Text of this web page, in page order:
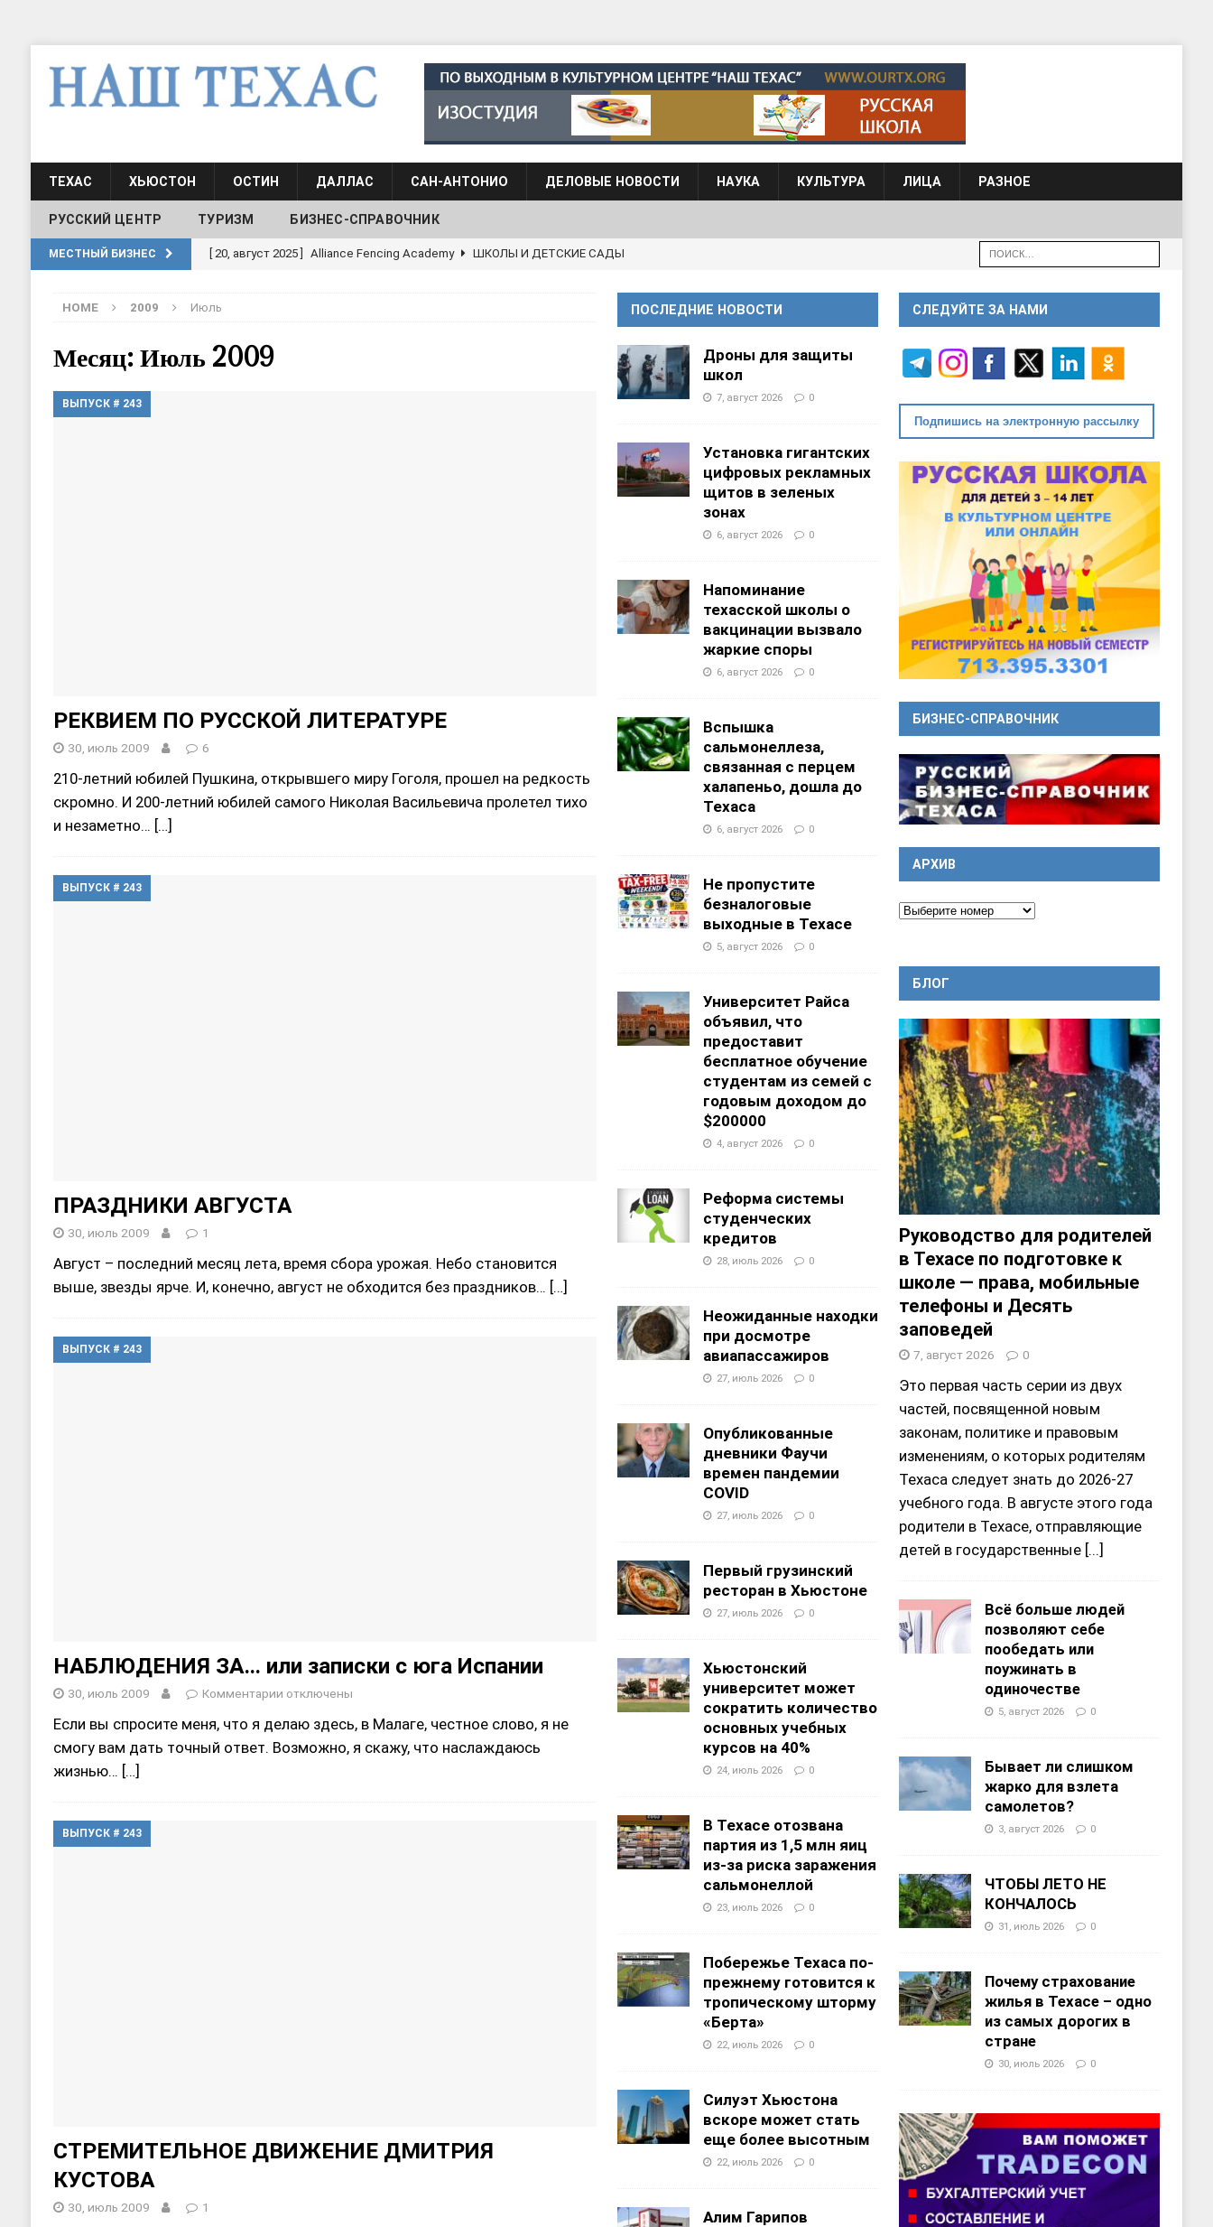
ТЕХАС ХЬЮСТОН ОСТИН ДАЛЛАС САН-АНТОНИО ДЕЛОВЫЕ НОВОСТИ НАУКА КУЛЬТУРА ЛИЦА РАЗНОЕ
РУССКИЙ ЦЕНТР ТУРИЗМ БИЗНЕС-СПРАВОЧНИК
МЕСТНЫЙ БИЗНЕС [ 30, июнь 2025 ] СОСТАВЛЕНИЕ НАЛОГОВЫХ ДЕКЛАРАЦИЙ ФИНАНСЫ И БУХГАЛТЕРСКИЙ УЧЕТ
ШКОЛЫ И ДЕТСКИЕ САДЫ
[ 19, июль 2017 ] Школа русского языка при культурном центре “Наш Техас” ШКОЛЫ И
HOME 2009 Июль
Месяц: Июль 2009
ВЫПУСК # 243
РЕКВИЕМ ПО РУССКОЙ ЛИТЕРАТУРЕ
30, июль 2009 6
210-летний юбилей Пушкина, открывшего миру Гоголя, прошел на редкость
скромно. И 200-летний юбилей самого Николая Васильевича пролетел тихо
и незаметно… […]
ВЫПУСК # 243
ПРАЗДНИКИ АВГУСТА
30, июль 2009 1
Август – последний месяц лета, время сбора урожая. Небо становится
выше, звезды ярче. И, конечно, август не обходится без праздников… […]
ВЫПУСК # 243
НАБЛЮДЕНИЯ ЗА… или записки с юга Испании
30, июль 2009 Комментарии отключены
Если вы спросите меня, что я делаю здесь, в Малаге, честное слово, я не
смогу вам дать точный ответ. Возможно, я скажу, что наслаждаюсь
жизнью… […]
ВЫПУСК # 243
СТРЕМИТЕЛЬНОЕ ДВИЖЕНИЕ ДМИТРИЯ
КУСТОВА
30, июль 2009 1
ПОСЛЕДНИЕ НОВОСТИ
Дроны для защиты
школ
7, август 2026 0
Установка гигантских
цифровых рекламных
щитов в зеленых
зонах
6, август 2026 0
Напоминание
техасской школы о
вакцинации вызвало
жаркие споры
6, август 2026 0
Вспышка
сальмонеллеза,
связанная с перцем
халапеньо, дошла до
Техаса
6, август 2026 0
Не пропустите
безналоговые
выходные в Техасе
5, август 2026 0
Университет Райса
объявил, что
предоставит
бесплатное обучение
студентам из семей с
годовым доходом до
$200000
4, август 2026 0
Реформа системы
студенческих
кредитов
28, июль 2026 0
Неожиданные находки
при досмотре
авиапассажиров
27, июль 2026 0
Опубликованные
дневники Фаучи
времен пандемии
COVID
27, июль 2026 0
Первый грузинский
ресторан в Хьюстоне
27, июль 2026 0
Хьюстонский
университет может
сократить количество
основных учебных
курсов на 40%
24, июль 2026 0
В Техасе отозвана
партия из 1,5 млн яиц
из-за риска заражения
сальмонеллой
23, июль 2026 0
Побережье Техаса по-
прежнему готовится к
тропическому шторму
«Берта»
22, июль 2026 0
Силуэт Хьюстона
вскоре может стать
еще более высотным
22, июль 2026 0
Алим Гарипов
СЛЕДУЙТЕ ЗА НАМИ
Подпишись на электронную рассылку
БИЗНЕС-СПРАВОЧНИК
АРХИВ
БЛОГ
Руководство для родителей
в Техасе по подготовке к
школе — права, мобильные
телефоны и Десять
заповедей
7, август 2026 0
Это первая часть серии из двух
частей, посвященной новым
законам, политике и правовым
изменениям, о которых родителям
Техаса следует знать до 2026-27
учебного года. В августе этого года
родители в Техасе, отправляющие
детей в государственные [...]
Всё больше людей
позволяют себе
пообедать или
поужинать в
одиночестве
5, август 2026 0
Бывает ли слишком
жарко для взлета
самолетов?
3, август 2026 0
ЧТОБЫ ЛЕТО НЕ
КОНЧАЛОСЬ
31, июль 2026 0
Почему страхование
жилья в Техасе – одно
из самых дорогих в
стране
30, июль 2026 0